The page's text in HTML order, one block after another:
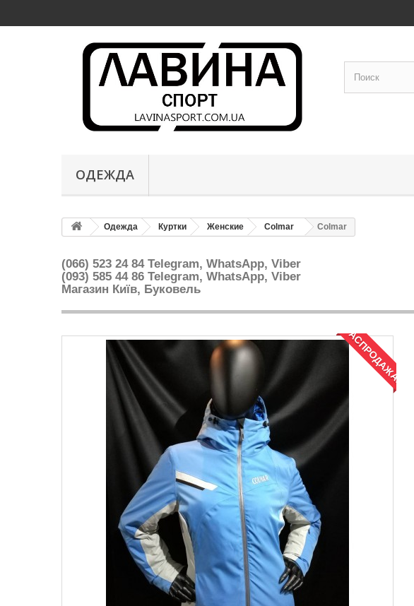
ОДЕЖДА
Одежда Куртки Женские Colmar Colmar
(066) 523 24 84 Telegram, WhatsApp, Viber
(093) 585 44 86 Telegram, WhatsApp, Viber
Магазин Київ, Буковель
РАСПРОДАЖА!